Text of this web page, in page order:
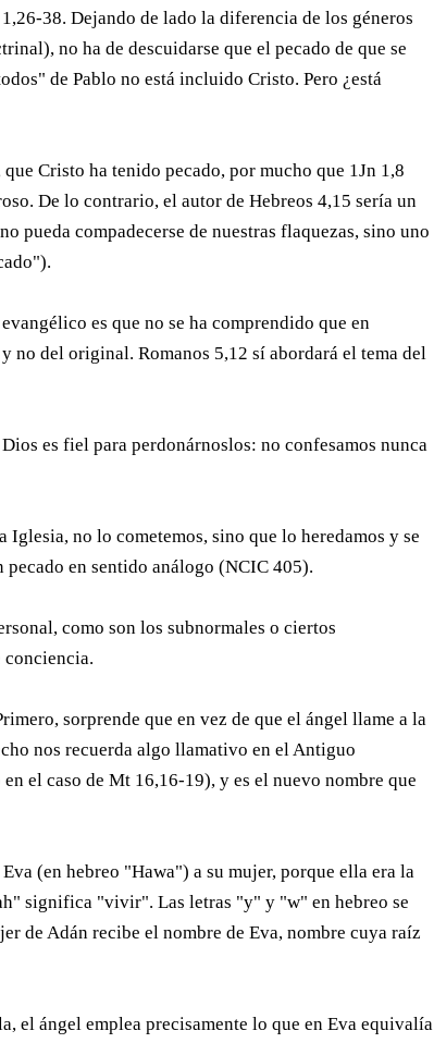
38. Dejando de lado la diferencia de los géneros
no ha de descuidarse que el pecado de que se
de Pablo no está incluido Cristo. Pero ¿está
Cristo ha tenido pecado, por mucho que 1Jn 1,8
De lo contrario, el autor de Hebreos 4,15 sería un
pueda compadecerse de nuestras flaquezas, sino uno
es que no se ha comprendido que en
no del original. Romanos 5,12 sí abordará el tema del
es fiel para perdonárnoslos: no confesamos nunca
no lo cometemos, sino que lo heredamos y se
en sentido análogo (NCIC 405).
como son los subnormales o ciertos
conciencia.
sorprende que en vez de que el ángel llame a la
nos recuerda algo llamativo en el Antiguo
el caso de Mt 16,16-19), y es el nuevo nombre que
(en hebreo "Hawa") a su mujer, porque ella era la
significa "vivir". Las letras "y" y "w" en hebreo se
de Adán recibe el nombre de Eva, nombre cuya raíz
el ángel emplea precisamente lo que en Eva equivalía